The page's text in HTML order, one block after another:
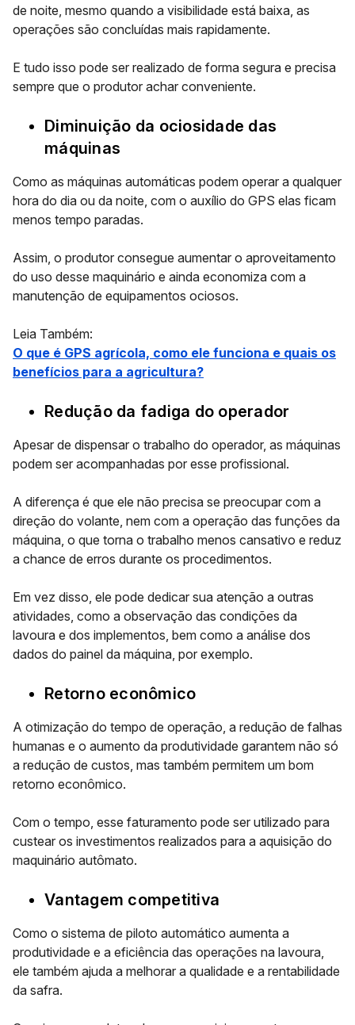
de noite, mesmo quando a visibilidade está baixa, as
operações são concluídas mais rapidamente.
E tudo isso pode ser realizado de forma segura e precisa
sempre que o produtor achar conveniente.
Diminuição da ociosidade das
máquinas
Como as máquinas automáticas podem operar a qualquer
hora do dia ou da noite, com o auxílio do GPS elas ficam
menos tempo paradas.
Assim, o produtor consegue aumentar o aproveitamento
do uso desse maquinário e ainda economiza com a
manutenção de equipamentos ociosos.
Leia Também:
O que é GPS agrícola, como ele funciona e quais os
benefícios para a agricultura?
Redução da fadiga do operador
Apesar de dispensar o trabalho do operador, as máquinas
podem ser acompanhadas por esse profissional.
A diferença é que ele não precisa se preocupar com a
direção do volante, nem com a operação das funções da
máquina, o que torna o trabalho menos cansativo e reduz
a chance de erros durante os procedimentos.
Em vez disso, ele pode dedicar sua atenção a outras
atividades, como a observação das condições da
lavoura e dos implementos, bem como a análise dos
dados do painel da máquina, por exemplo.
Retorno econômico
A otimização do tempo de operação, a redução de falhas
humanas e o aumento da produtividade garantem não só
a redução de custos, mas também permitem um bom
retorno econômico.
Com o tempo, esse faturamento pode ser utilizado para
custear os investimentos realizados para a aquisição do
maquinário autômato.
Vantagem competitiva
Como o sistema de piloto automático aumenta a
produtividade e a eficiência das operações na lavoura,
ele também ajuda a melhorar a qualidade e a rentabilidade
da safra.